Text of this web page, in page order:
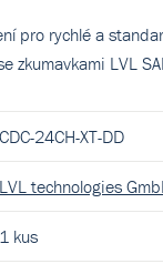
pro rychlé a
zkumavkami LVL
CDC-24CH-XT-DD
LVL technologies
1 kus